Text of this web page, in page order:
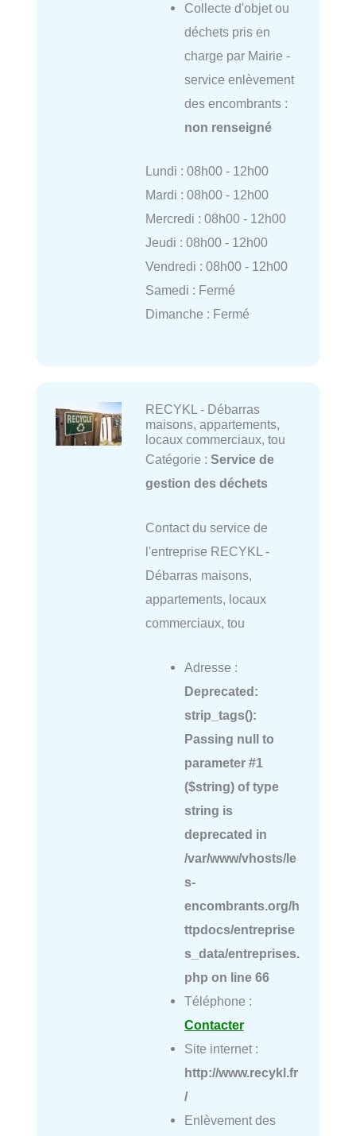
Collecte d'objet ou
déchets pris en
charge par Mairie -
service enlèvement
des encombrants :
non renseigné
Lundi : 08h00 - 12h00
Mardi : 08h00 - 12h00
Mercredi : 08h00 - 12h00
Jeudi : 08h00 - 12h00
Vendredi : 08h00 - 12h00
Samedi : Fermé
Dimanche : Fermé
RECYKL - Débarras
maisons, appartements,
locaux commerciaux, tou
Catégorie : Service de
gestion des déchets
Contact du service de
l'entreprise RECYKL -
Débarras maisons,
appartements, locaux
commerciaux, tou
Adresse :
Deprecated :
strip_tags():
Passing null to
parameter #1
($string) of type
string is
deprecated in
/var/www/vhosts/le
s-
encombrants.org/h
ttpdocs/entreprise
s_data/entreprises.
php on line 66
Téléphone :
Contacter
Site internet :
http://www.recykl.fr
/
Enlèvement des